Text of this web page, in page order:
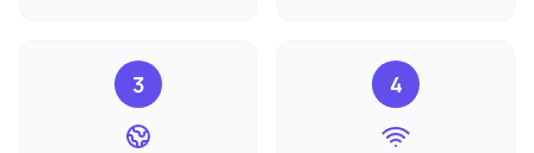
3 4